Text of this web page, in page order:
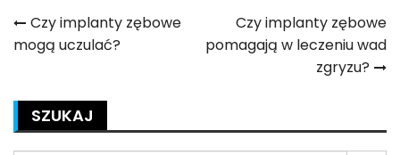
Nawigacja
wpisu
Czy implanty zębowe
mogą uczulać?
Czy implanty zębowe
pomagają w leczeniu wad
zgryzu?
SZUKAJ